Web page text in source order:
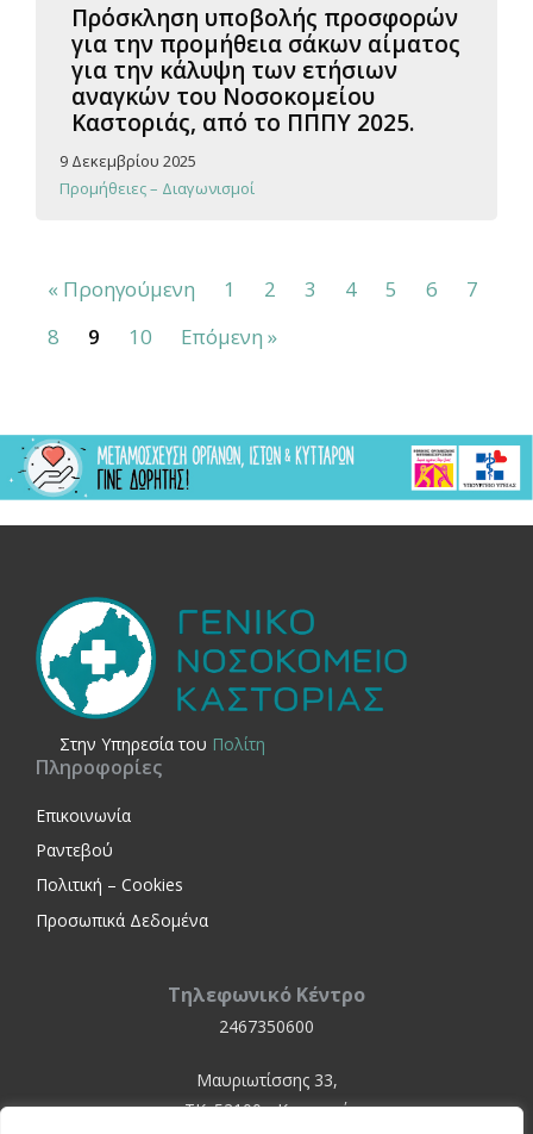
Πρόσκληση υποβολής προσφορών
για την προμήθεια σάκων αίματος
για την κάλυψη των ετήσιων
αναγκών του Νοσοκομείου
Καστοριάς, από το ΠΠΠΥ 2025.
9 Δεκεμβρίου 2025
Προμήθειες – Διαγωνισμοί
« Προηγούμενη 1 2 3 4 5 6
7
8
9 10 Επόμενη »
Στην Yπηρεσία του Πολίτη
Πληροφορίες
Επικοινωνία
Ραντεβού
Πολιτική – Cookies
Προσωπικά Δεδομένα
Τηλεφωνικό Κέντρο
2467350600
Μαυριωτίσσης 33,
ΤΚ. 52100 - Καστοριά